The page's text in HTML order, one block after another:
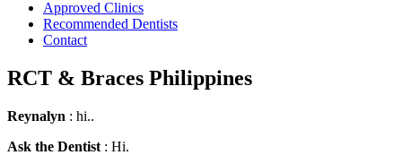
Approved Clinics
Recommended Dentists
Contact
RCT & Braces Philippines
Reynalyn : hi..
Ask the Dentist : Hi.